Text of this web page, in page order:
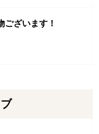
ざいます！